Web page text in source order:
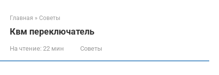
Главная » Советы
Квм переключатель
На чтение: 22 мин Советы